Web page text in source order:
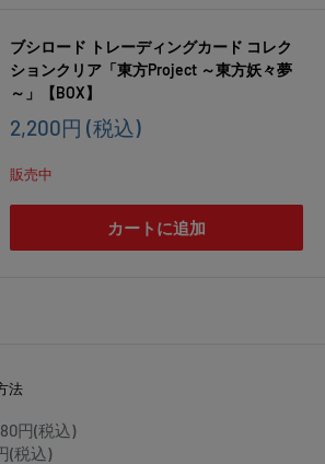
ブシロード トレーディングカード コレク
ションクリア「東方Project ～東方妖々夢
～」【BOX】
販
価
格
2,200円 (税込)
販売中
カートに追加
法
円(税込)
(税込)